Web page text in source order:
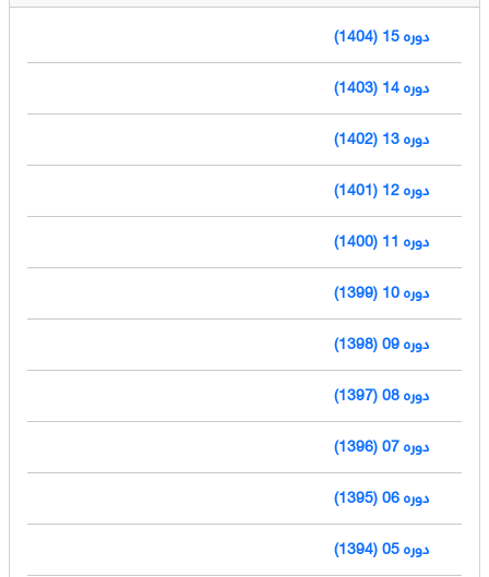
دوره 15 (1404)
دوره 14 (1403)
دوره 13 (1402)
دوره 12 (1401)
دوره 11 (1400)
دوره 10 (1399)
دوره 09 (1398)
دوره 08 (1397)
دوره 07 (1396)
دوره 06 (1395)
دوره 05 (1394)